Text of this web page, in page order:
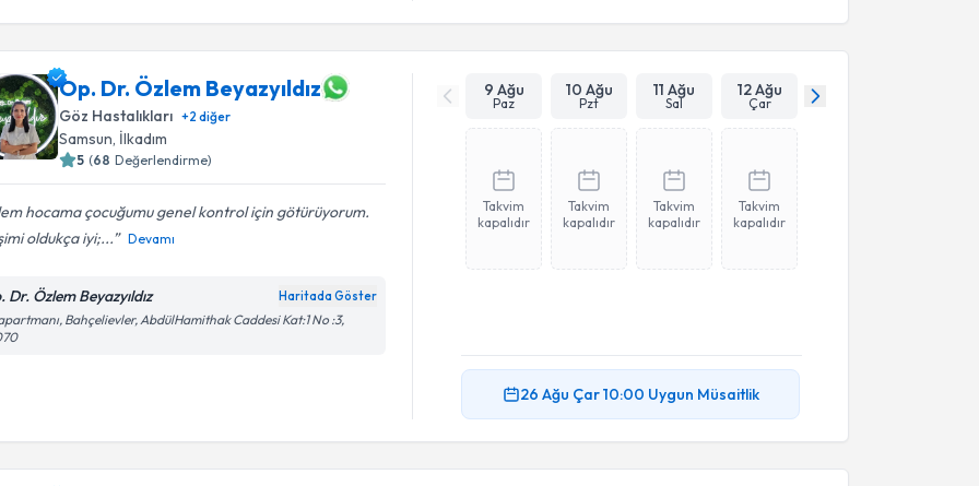
Op. Dr. Özlem Beyazyıldız
Göz Hastalıkları +2 diğer
Samsun, İlkadım
5 (68 Değerlendirme)
hocama çocuğumu genel kontrol için götürüyorum.
oldukça iyi;...
Devamı
Dr. Özlem Beyazyıldız Haritada Göster
Bahçelievler, AbdülHamithak Caddesi Kat:1 No :3,
9 Ağu
Paz
10 Ağu
Pzt
11 Ağu
Sal
12 Ağu
Çar
Takvim
kapalıdır
Takvim
kapalıdır
Takvim
kapalıdır
Takvim
kapalıdır
26 Ağu Çar10:00 Uygun Müsaitlik